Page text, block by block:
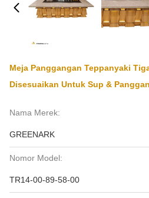
Meja Panggangan Teppanyaki
Disesuaikan Untuk Sup &
Nama Merek:
GREENARK
Nomor Model:
TR14-00-89-58-00